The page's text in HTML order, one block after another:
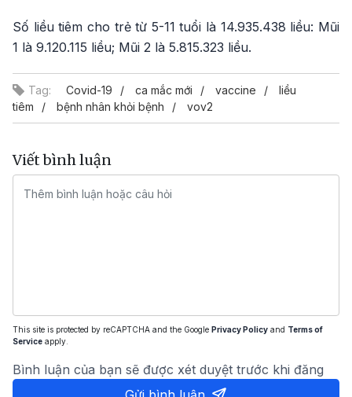
Số liều tiêm cho trẻ từ 5-11 tuổi là 14.935.438 liều: Mũi
1 là 9.120.115 liều; Mũi 2 là 5.815.323 liều.
Tag: Covid-19 ca mắc mới vaccine
liều
tiêm
bệnh nhân khỏi bệnh vov2
Viết bình luận
This site is protected by reCAPTCHA and the Google Privacy Policy and Terms of
Service apply.
Bình luận của bạn sẽ được xét duyệt trước khi đăng